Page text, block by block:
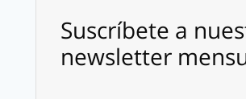
Suscríbete a
newsletter